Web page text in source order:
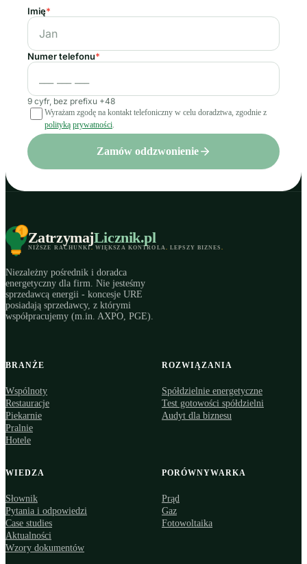
Imię*
Numer telefonu*
9 cyfr, bez prefixu +48
Wyrażam zgodę na kontakt telefoniczny w celu doradztwa, zgodnie z
polityką prywatności.
Zamów oddzwonienie
ZatrzymajLicznik.pl
NIŻSZE RACHUNKI. WIĘKSZA KONTROLA. LEPSZY BIZNES .
Niezależny pośrednik i doradca
energetyczny dla firm. Nie jesteśmy
sprzedawcą energii - koncesje URE
posiadają sprzedawcy, z którymi
współpracujemy (m.in. AXPO, PGE).
BRANŻE
Wspólnoty
Restauracje
Piekarnie
Pralnie
Hotele
ROZWIĄZANIA
Spółdzielnie energetyczne
Test gotowości spółdzielni
Audyt dla biznesu
WIEDZA
Słownik
Pytania i odpowiedzi
Case studies
Aktualności
Wzory dokumentów
PORÓWNYWARKA
Prąd
Gaz
Fotowoltaika